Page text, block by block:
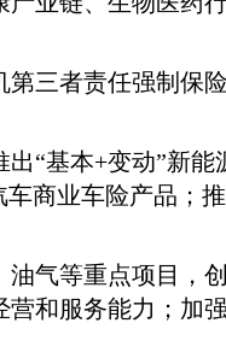
三者责任强制保
“基本+变动”新
商业车险产品；
气等重点项目，
和服务能力；加